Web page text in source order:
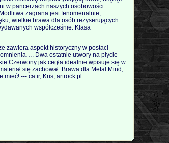
w pancerzach naszych osobowości
zagrana jest fenomenalnie,
wielkie brawa dla osób reżyserujących
współcześnie. Klasa
zawiera aspekt historyczny w postaci
Dwa ostatnie utwory na płycie
Czerwony jak cegła idealnie wpisuje się w
się zachował. Brawa dla Metal Mind,
--- ca’ir, Kris, artrock.pl